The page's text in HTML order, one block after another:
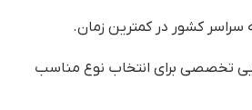
سراسر کشور در کمترین زمان.
تخصصی برای انتخاب نوع مناسب